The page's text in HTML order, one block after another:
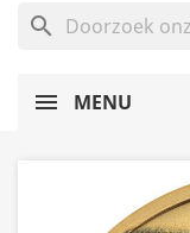
search
MENU